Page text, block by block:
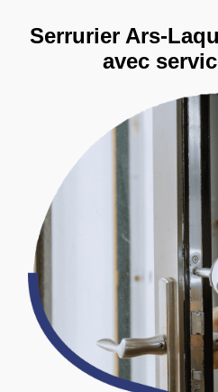
Serrurier Ars-
avec